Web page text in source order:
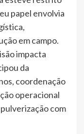
papel envolvia
em campo.
impacta
da
coordenação
operacional
com